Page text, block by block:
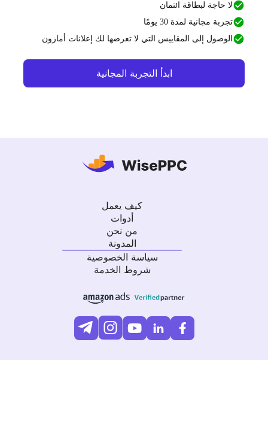
لا حاجة لبطاقة ائتمان
تجربة مجانية لمدة 30 يومًا
الوصول إلى المقاييس التي لا تعرضها لك إعلانات أمازون
ابدأ التجربة المجانية
كيف يعمل
من نحن
سياسة الخصوصية
شروط الخدمة